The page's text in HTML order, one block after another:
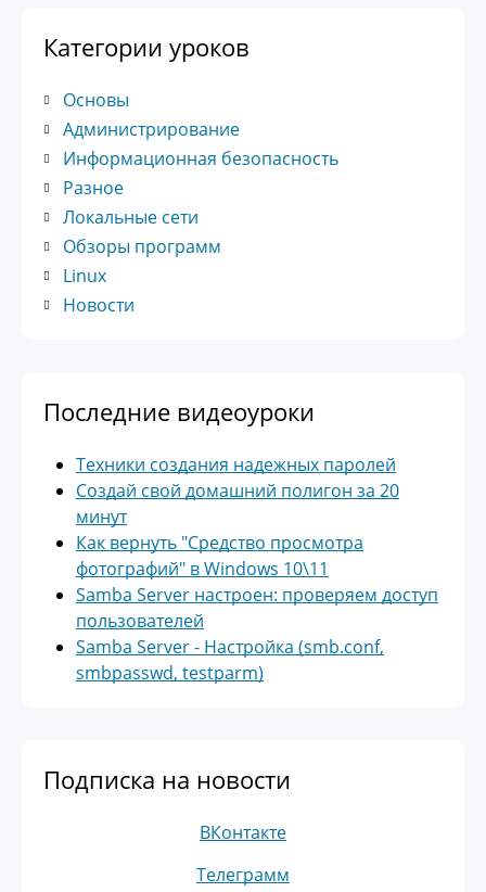
Категории уроков
Основы
Администрирование
Информационная безопасность
Разное
Локальные сети
Обзоры программ
Linux
Новости
Последние видеоуроки
Техники создания надежных паролей
Создай свой домашний полигон за 20
минут
Как вернуть "Средство просмотра
фотографий" в Windows 10\11
Samba Server настроен: проверяем доступ
пользователей
Samba Server - Настройка (smb.conf,
smbpasswd, testparm)
Подписка на новости
ВКонтакте
Телеграмм